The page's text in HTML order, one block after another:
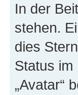
In der
stehen.
dies
Status
„Avatar“